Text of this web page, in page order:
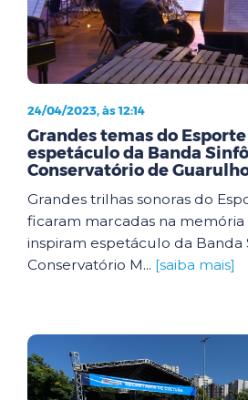
24/04/2023, às 12:14
Grandes temas do
espetáculo da Banda
Conservatório de
Grandes trilhas sonoras do
ficaram marcadas na memória
inspiram espetáculo da Banda
Conservatório M... [saiba mais]